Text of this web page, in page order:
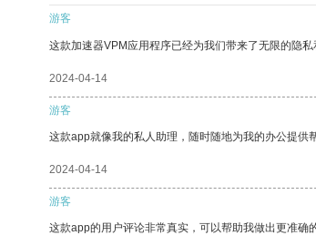
游客
这款加速器VPM应用程序已经为我们带来了无限的隐私
2024-04-14
游客
这款app就像我的私人助理，随时随地为我的办公提供帮
2024-04-14
游客
这款app的用户评论非常真实，可以帮助我做出更准确